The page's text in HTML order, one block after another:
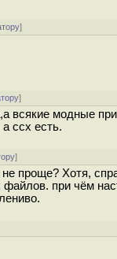
]
]
всякие модные
ссх есть.
]
проще? Хотя,
при чём